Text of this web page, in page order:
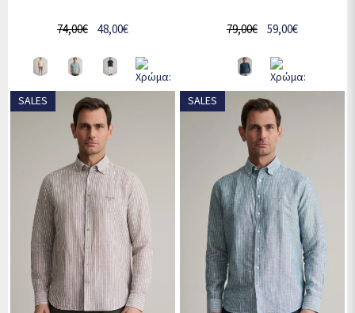
48,00€
74,00€ 59,00€
79,00€
SALES SALES